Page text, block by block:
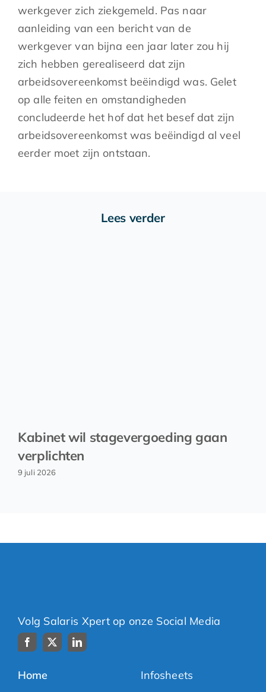
werkgever zich ziekgemeld. Pas naar
aanleiding van een bericht van de
werkgever van bijna een jaar later zou hij
zich hebben gerealiseerd dat zijn
arbeidsovereenkomst beëindigd was. Gelet
op alle feiten en omstandigheden
concludeerde het hof dat het besef dat zijn
arbeidsovereenkomst was beëindigd al veel
eerder moet zijn ontstaan.
Lees verder
Kabinet wil stagevergoeding gaan
verplichten
9 juli 2026
Volg Salaris Xpert op onze Social Media
Home
Infosheets